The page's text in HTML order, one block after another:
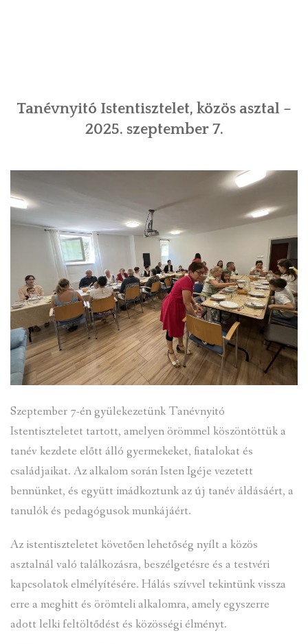
Tanévnyitó Istentisztelet, közös asztal –
2025. szeptember 7.
Szeptember 7-én gyülekezetünk Tanévnyitó
Istentiszteletet tartott, amelyen örömmel köszöntöttük a
tanév kezdete előtt álló gyermekeket, fiatalokat és
családjaikat. Az alkalom során Isten Igéje vezetett
bennünket, és együtt imádkoztunk az új tanév áldásáért, a
tanulók és pedagógusok munkájáért.
Az istentiszteletet követően lehetőség nyílt a közös
asztalnál való találkozásra, beszélgetésre és a testvéri
kapcsolatok elmélyítésére. Hálás szívvel tekintünk vissza
erre a meghitt és örömteli alkalomra, amely egyszerre
adott lelki feltöltődést és közösségi élményt.